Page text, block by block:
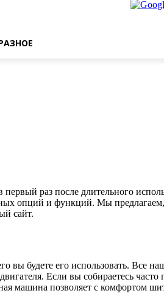
раз после длительного
опций и функций. Мы
сайт.
вы будете его использовать. Все
Если вы собираетесь
машина позволяет с комфортом